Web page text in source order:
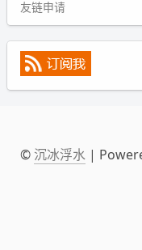
友链申请
© 沉冰浮水|